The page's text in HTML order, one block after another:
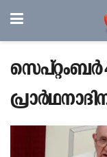
സെപ്റ്റംബർ